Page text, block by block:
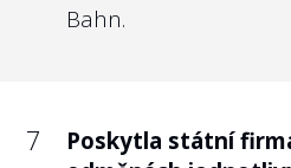
Bahn.
7
Poskytla státní